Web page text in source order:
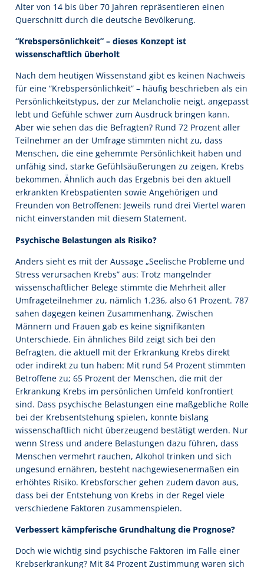
Alter von 14 bis über 70 Jahren repräsentieren einen
Querschnitt durch die deutsche Bevölkerung.
“Krebspersönlichkeit” – dieses Konzept ist
wissenschaftlich überholt
Nach dem heutigen Wissenstand gibt es keinen Nachweis
für eine “Krebspersönlichkeit” – häufig beschrieben als ein
Persönlichkeitstypus, der zur Melancholie neigt, angepasst
lebt und Gefühle schwer zum Ausdruck bringen kann.
Aber wie sehen das die Befragten? Rund 72 Prozent aller
Teilnehmer an der Umfrage stimmten nicht zu, dass
Menschen, die eine gehemmte Persönlichkeit haben und
unfähig sind, starke Gefühlsäußerungen zu zeigen, Krebs
bekommen. Ähnlich auch das Ergebnis bei den aktuell
erkrankten Krebspatienten sowie Angehörigen und
Freunden von Betroffenen: Jeweils rund drei Viertel waren
nicht einverstanden mit diesem Statement.
Psychische Belastungen als Risiko?
Anders sieht es mit der Aussage „Seelische Probleme und
Stress verursachen Krebs” aus: Trotz mangelnder
wissenschaftlicher Belege stimmte die Mehrheit aller
Umfrageteilnehmer zu, nämlich 1.236, also 61 Prozent. 787
sahen dagegen keinen Zusammenhang. Zwischen
Männern und Frauen gab es keine signifikanten
Unterschiede. Ein ähnliches Bild zeigt sich bei den
Befragten, die aktuell mit der Erkrankung Krebs direkt
oder indirekt zu tun haben: Mit rund 54 Prozent stimmten
Betroffene zu; 65 Prozent der Menschen, die mit der
Erkrankung Krebs im persönlichen Umfeld konfrontiert
sind. Dass psychische Belastungen eine maßgebliche Rolle
bei der Krebsentstehung spielen, konnte bislang
wissenschaftlich nicht überzeugend bestätigt werden. Nur
wenn Stress und andere Belastungen dazu führen, dass
Menschen vermehrt rauchen, Alkohol trinken und sich
ungesund ernähren, besteht nachgewiesenermaßen ein
erhöhtes Risiko. Krebsforscher gehen zudem davon aus,
dass bei der Entstehung von Krebs in der Regel viele
verschiedene Faktoren zusammenspielen.
Verbessert kämpferische Grundhaltung die Prognose?
Doch wie wichtig sind psychische Faktoren im Falle einer
Krebserkrankung? Mit 84 Prozent Zustimmung waren sich